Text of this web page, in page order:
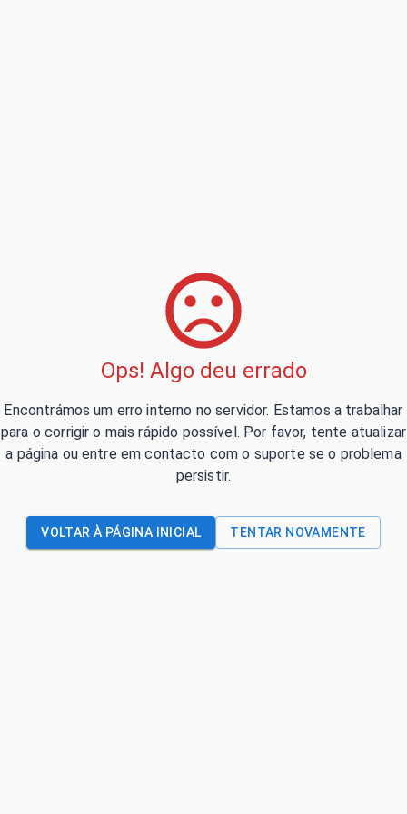
Ops! Algo deu errado
Encontrámos um erro interno no servidor. Estamos a trabalhar
para o corrigir o mais rápido possível. Por favor, tente atualizar
a página ou entre em contacto com o suporte se o problema
persistir.
VOLTAR À PÁGINA INICIAL TENTAR NOVAMENTE